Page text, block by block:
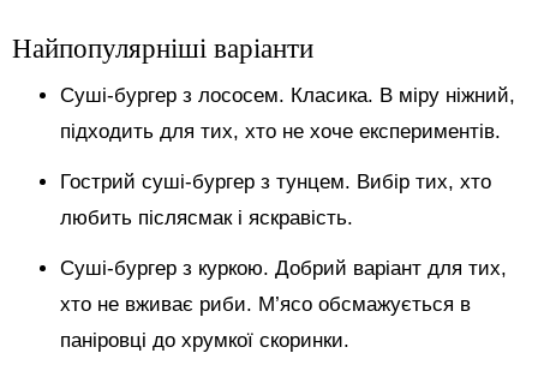
Найпопулярніші варіанти
Суші-бургер з лососем. Класика. В міру ніжний,
підходить для тих, хто не хоче експериментів.
Гострий суші-бургер з тунцем. Вибір тих, хто
любить післясмак і яскравість.
Суші-бургер з куркою. Добрий варіант для тих,
хто не вживає риби. М’ясо обсмажується в
паніровці до хрумкої скоринки.